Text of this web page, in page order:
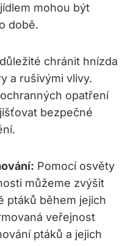
mohou být
době.
chránit hnízda
a rušivými vlivy.
opatření
bezpečné
Pomocí osvěty
můžeme zvýšit
ptáků během jejich
veřejnost
ptáků a jejich